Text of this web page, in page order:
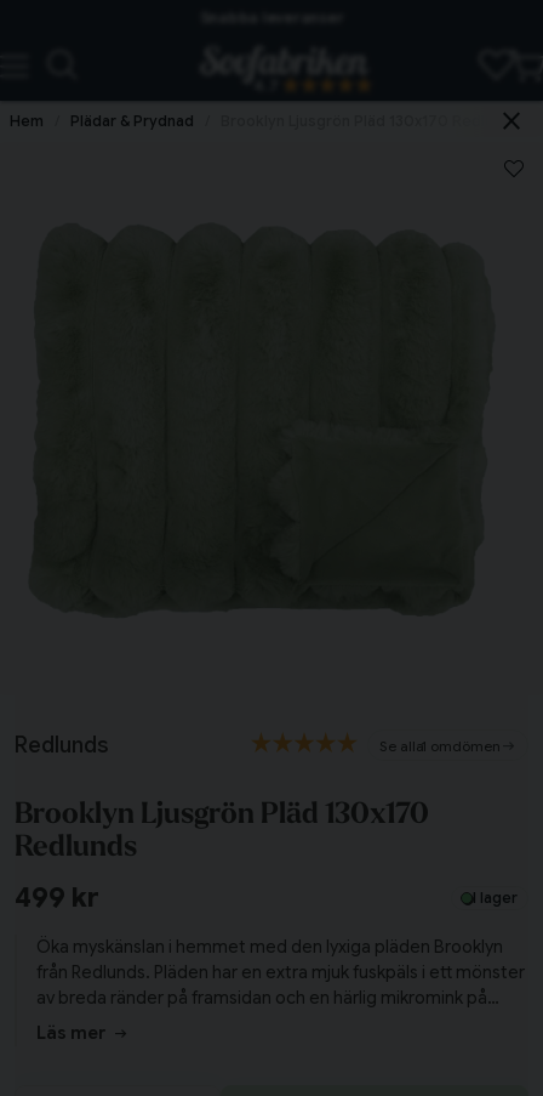
Hem Plädar & Prydnad Brooklyn Ljusgrön Pläd 130x170 Redlunds
Redlunds 1 omdömen
Brooklyn Ljusgrön Pläd 130x170
Redlunds
499 kr I lager
Öka myskänslan i hemmet med den lyxiga pläden Brooklyn
från Redlunds. Pläden har en extra mjuk fuskpäls i ett mönster
av breda ränder på framsidan och en härlig mikromink på
baksidan. Matcha gärna pläden med kuddfodralet med
Läs mer
Tillagd i varukorgen
Har du alla tillbehör?